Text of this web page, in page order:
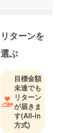
レルで表現
するプロ
ジェクト。
リターンを
選ぶ
目標金額
未達でも
リターン
が届きま
す(All-in
方式)